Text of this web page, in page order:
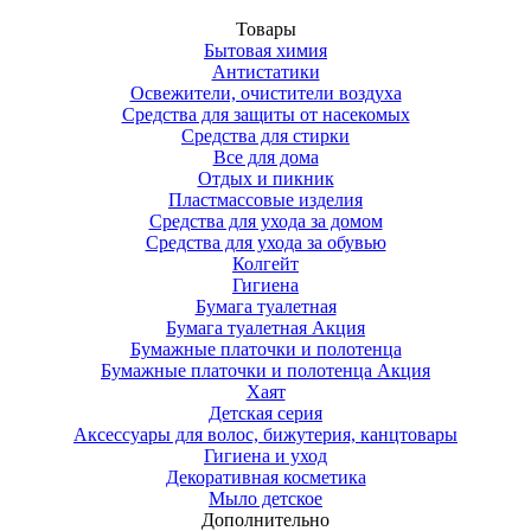
Товары
Бытовая химия
Антистатики
Освежители, очистители воздуха
Средства для защиты от насекомых
Средства для стирки
Все для дома
Отдых и пикник
Пластмассовые изделия
Средства для ухода за домом
Средства для ухода за обувью
Колгейт
Гигиена
Бумага туалетная
Бумага туалетная Акция
Бумажные платочки и полотенца
Бумажные платочки и полотенца Акция
Хаят
Детская серия
Аксессуары для волос, бижутерия, канцтовары
Гигиена и уход
Декоративная косметика
Мыло детское
Дополнительно